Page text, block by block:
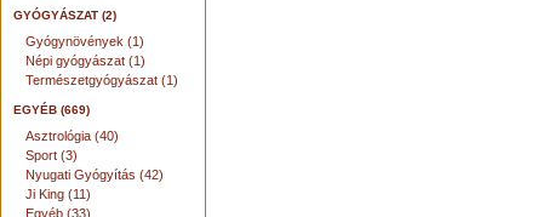
GYÓGYÁSZAT (2)
Gyógynövények (1)
Népi gyógyászat (1)
Természetgyógyászat (1)
EGYÉB (669)
Asztrológia (40)
Sport (3)
Nyugati Gyógyítás (42)
Ji King (11)
Egyéb (33)